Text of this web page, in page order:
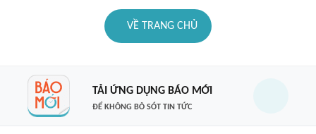
VỀ TRANG CHỦ
TẢI ỨNG DỤNG BÁO MỚI
ĐỂ KHÔNG BỎ SÓT TIN TỨC